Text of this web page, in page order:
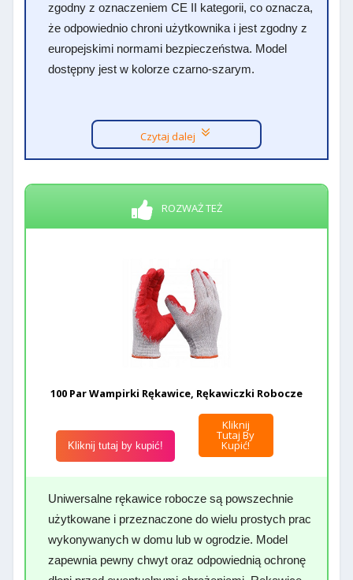
zgodny z oznaczeniem CE II kategorii, co oznacza,
że odpowiednio chroni użytkownika i jest zgodny z
europejskimi normami bezpieczeństwa. Model
dostępny jest w kolorze czarno-szarym.
Czytaj dalej
ROZWAŻ TEŻ
100 Par Wampirki Rękawice, Rękawiczki Robocze
Kliknij tutaj by kupić!
Kliknij
Tutaj By
Kupić!
Uniwersalne rękawice robocze są powszechnie
użytkowane i przeznaczone do wielu prostych prac
wykonywanych w domu lub w ogrodzie. Model
zapewnia pewny chwyt oraz odpowiednią ochronę